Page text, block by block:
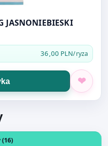
JASNONIEBIESKI
36,00 PLN/ryza
kolorowa nieklejona 85x